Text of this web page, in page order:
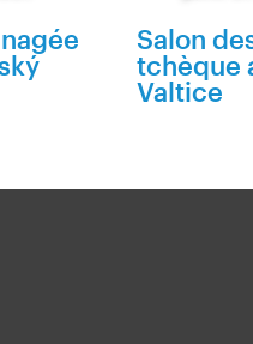
Salon
tchèque
Valtice